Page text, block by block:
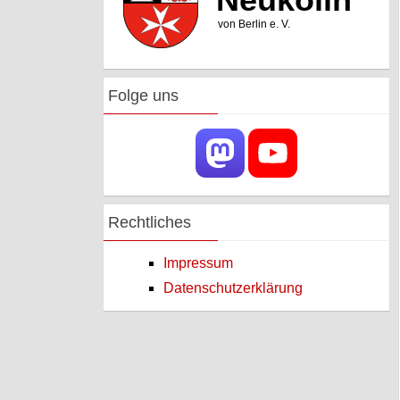
Folge uns
Rechtliches
Impressum
Datenschutzerklärung